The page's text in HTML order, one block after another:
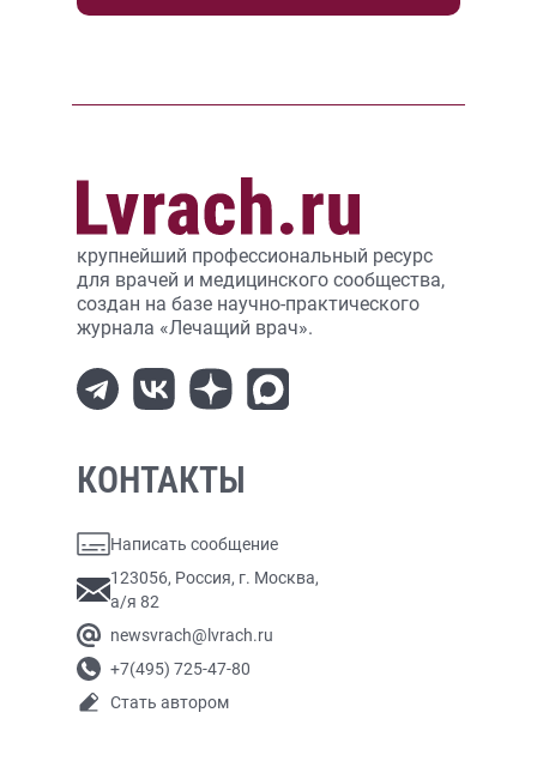
крупнейший профессиональный ресурс
для врачей и медицинского сообщества,
создан на базе научно-практического
журнала «Лечащий врач».
КОНТАКТЫ
Написать сообщение
123056, Россия, г. Москва,
а/я 82
newsvrach@lvrach.ru
+7(495) 725-47-80
Стать автором